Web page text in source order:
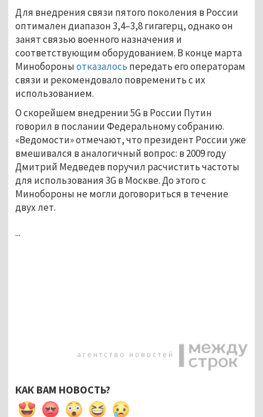
Для внедрения связи пятого поколения в России
оптимален диапазон 3,4–3,8 гигагерц, однако он
занят связью военного назначения и
соответствующим оборудованием. В конце марта
Минобороныотказалось передать его операторам
связи и рекомендовало повременить с их
использованием.
О скорейшем внедрении 5G в России Путин
говорил в послании Федеральному собранию.
«Ведомости» отмечают, что президент России уже
вмешивался в аналогичный вопрос: в 2009 году
Дмитрий Медведев поручил расчистить частоты
для использования 3G в Москве. До этого с
Минобороны не могли договориться в течение
двух лет.
...
КАК ВАМ НОВОСТЬ?